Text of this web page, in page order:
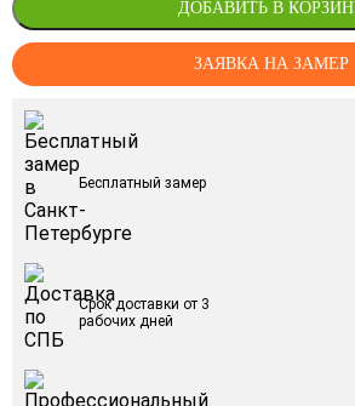
ДОБАВИТЬ В
ЗАЯВКА НА ЗАМЕР
Бесплатный замер
Срок доставки от 3
рабочих дней